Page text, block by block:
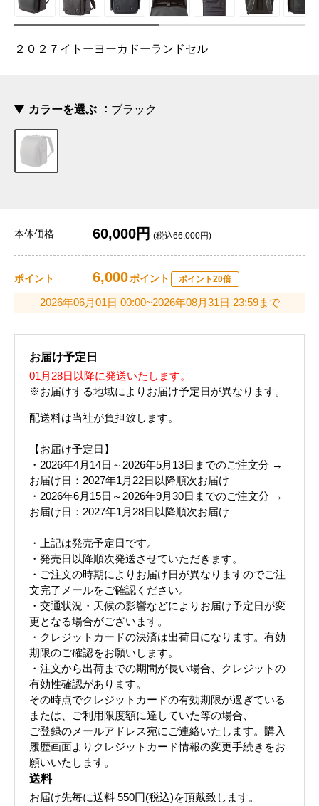
２０２７イトーヨーカドーランドセル
カラーを選ぶ ブラック
本体価格 60,000円 (税込66,000円)
ポイント 6,000ポイント ポイント20倍
2026年06月01日 00:00~2026年08月31日 23:59まで
お届け予定日
01月28日以降に発送いたします。
※お届けする地域によりお届け予定日が異なります。
配送料は当社が負担致します。
【お届け予定日】
・2026年4月14日～2026年5月13日までのご注文分 →
お届け日：2027年1月22日以降順次お届け
・2026年6月15日～2026年9月30日までのご注文分 →
お届け日：2027年1月28日以降順次お届け
・上記は発売予定日です。
・発売日以降順次発送させていただきます。
・ご注文の時期によりお届け日が異なりますのでご注
文完了メールをご確認ください。
・交通状況・天候の影響などによりお届け予定日が変
更となる場合がございます。
・クレジットカードの決済は出荷日になります。有効
期限のご確認をお願いします。
・注文から出荷までの期間が長い場合、クレジットの
有効性確認があります。
その時点でクレジットカードの有効期限が過ぎている
または、ご利用限度額に達していた等の場合、
ご登録のメールアドレス宛にご連絡いたします。購入
履歴画面よりクレジットカード情報の変更手続きをお
願いいたします。
送料
お届け先毎に送料 550円(税込)を頂戴致します。